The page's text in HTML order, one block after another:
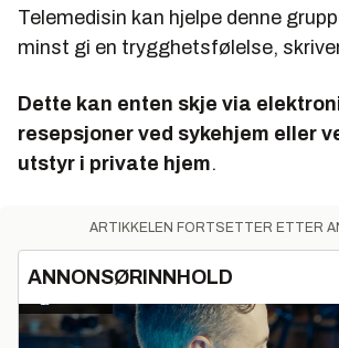
Telemedisin kan hjelpe denne
minst gi en trygghetsfølelse,
Dette kan enten skje via
resepsjoner ved sykehjem eller
utstyr i private hjem.
ARTIKKELEN FORTSETTER ETTER
ANNONSØRINNHOLD